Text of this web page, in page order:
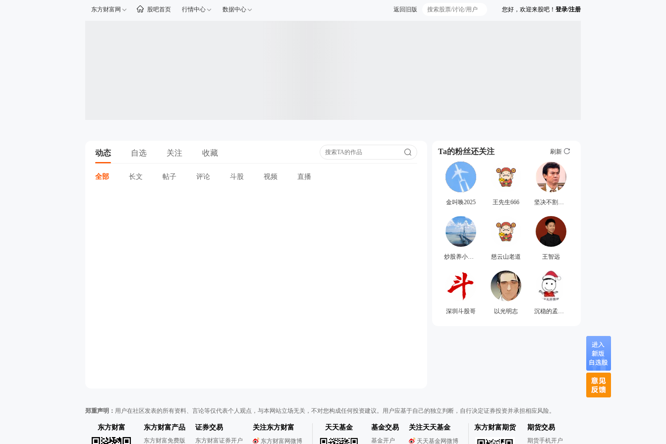
东方财富网 股吧首页 行情中心 数据中心 您好，欢迎来股吧！ 登录/注册
返回旧版
动态 自选 关注 收藏
全部 长文 帖子 评论 斗股 视频 直播
Ta的粉丝还关注 刷新
金叫唤2025 王先生666 坚决不割肉11
炒股养小家庭 慈云山老道 王智远
深圳斗股哥 以光明志 沉稳的孟霖溪
郑重声明： 用户在社区发表的所有资料、言论等仅代表个人观点，与本网站立场无关，不对您构成任何投资建议。用户应基于自己的独立判断，自行决定证券投资并承担相应风险。
东方财富 东方财富产品
东方财富免费版
证券交易
东方财富证券开户
关注东方财富
东方财富网微博
天天基金 基金交易
基金开户
关注天天基金
天天基金网微博
东方财富期货 期货交易
期货手机开户